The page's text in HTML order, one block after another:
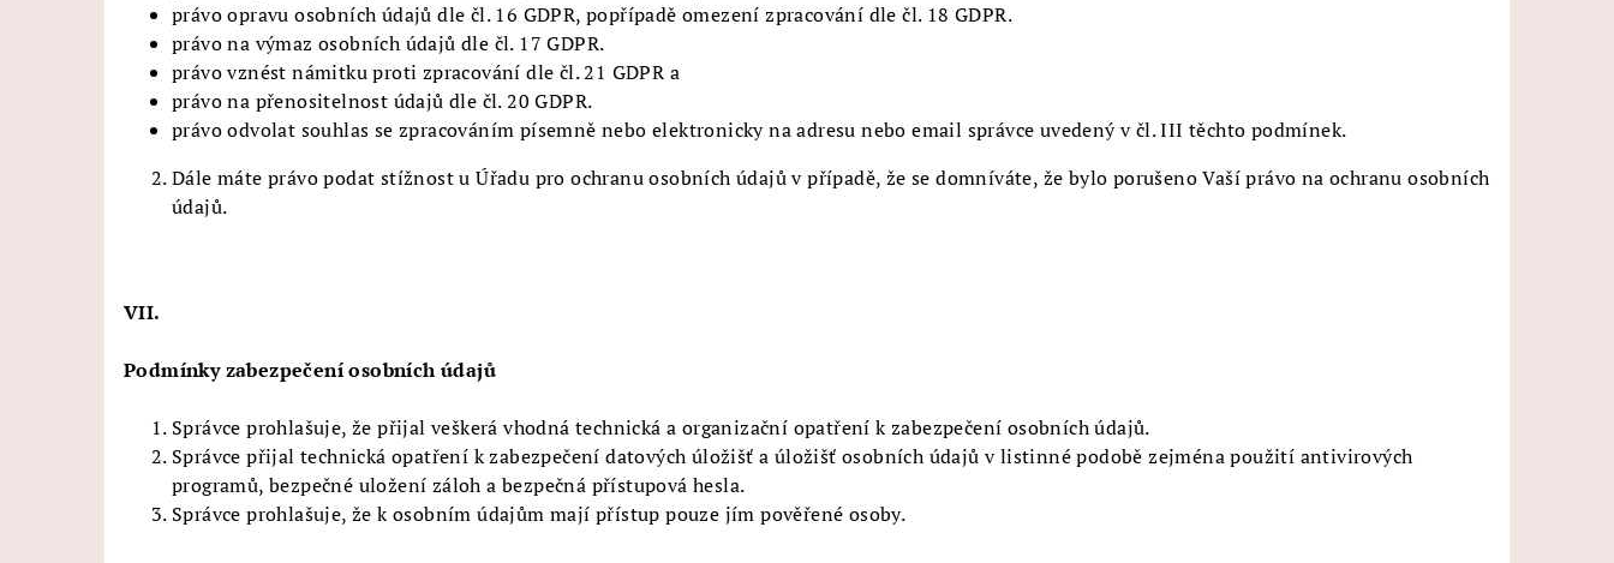
právo opravu osobních údajů dle čl. 16 GDPR, popřípadě omezení zpracování dle čl. 18 GDPR.
právo na výmaz osobních údajů dle čl. 17 GDPR.
právo vznést námitku proti zpracování dle čl. 21 GDPR a
právo na přenositelnost údajů dle čl. 20 GDPR.
právo odvolat souhlas se zpracováním písemně nebo elektronicky na adresu nebo email správce uvedený v čl. III těchto podmínek.
Dále máte právo podat stížnost u Úřadu pro ochranu osobních údajů v případě, že se domníváte, že bylo porušeno Vaší právo na ochranu osobních
údajů.
VII.
Podmínky zabezpečení osobních údajů
Správce prohlašuje, že přijal veškerá vhodná technická a organizační opatření k zabezpečení osobních údajů.
Správce přijal technická opatření k zabezpečení datových úložišť a úložišť osobních údajů v listinné podobě zejména použití antivirových
programů, bezpečné uložení záloh a bezpečná přístupová hesla.
Správce prohlašuje, že k osobním údajům mají přístup pouze jím pověřené osoby.